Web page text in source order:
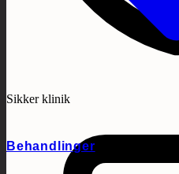
Behandlinger
Sikker klinik